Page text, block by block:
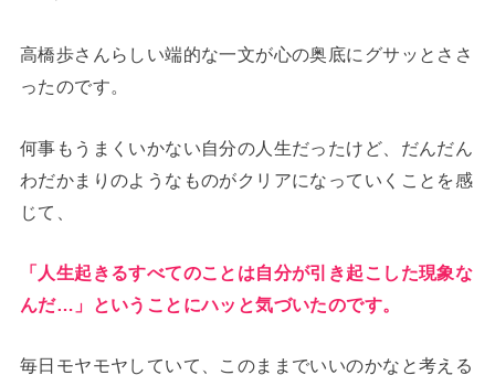
高橋歩さんらしい端的な一文が心の奥底にグサッとささ
ったのです。
何事もうまくいかない自分の人生だったけど、だんだん
わだかまりのようなものがクリアになっていくことを感
じて、
「人生起きるすべてのことは自分が引き起こした現象な
んだ…」ということにハッと気づいたのです。
毎日モヤモヤしていて、このままでいいのかなと考える